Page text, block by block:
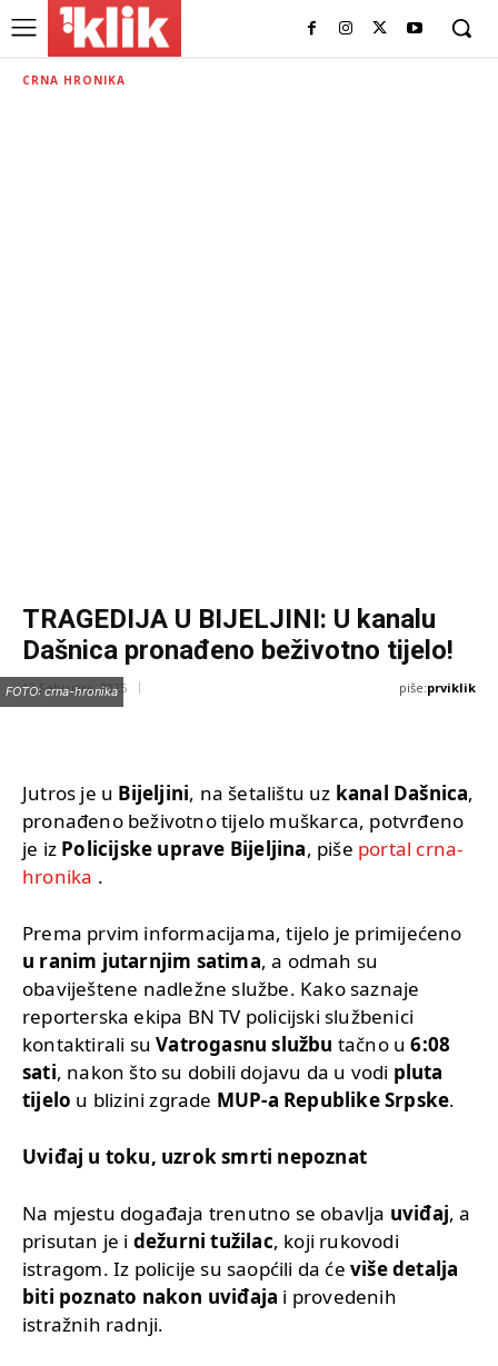
CRNA HRONIKA
TRAGEDIJA U BIJELJINI: U kanalu
Dašnica pronađeno beživotno tijelo!
12 Februara, 2025 piše:prviklik
FOTO: crna-hronika
Jutros je u Bijeljini, na šetalištu uz kanal Dašnica,
pronađeno beživotno tijelo muškarca, potvrđeno
je iz Policijske uprave Bijeljina, piše portal crna-
hronika .
Prema prvim informacijama, tijelo je primijećeno
u ranim jutarnjim satima, a odmah su
obaviještene nadležne službe. Kako saznaje
reporterska ekipa BN TV policijski službenici
kontaktirali suVatrogasnu službu tačno u6:08
sati, nakon što su dobili dojavu da u vodi pluta
tijelo u blizini zgrade MUP-a Republike Srpske.
Uviđaj u toku, uzrok smrti nepoznat
Na mjestu događaja trenutno se obavlja uviđaj, a
prisutan je i dežurni tužilac, koji rukovodi
istragom. Iz policije su saopćili da će više detalja
biti poznato nakon uviđaja i provedenih
istražnih radnji.